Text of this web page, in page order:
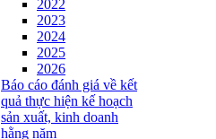
2022
2023
2024
2025
2026
Báo cáo đánh giá về kết
quả thực hiện kế hoạch
sản xuất, kinh doanh
hằng năm